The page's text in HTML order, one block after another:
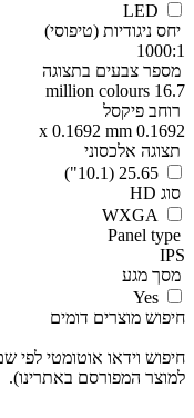
יחס ניגודיות (טיפוסי)
1000:1
מספר צבעים בתצוגה
16.7 million colours
רוחב פיקסל
0.1692 x 0.1692 mm
תצוגה אלכסוני
סוג HD
Panel type
IPS
מסך מגע
חיפוש מוצרים דומים
חיפוש וידאו אוטומטי
למוצר המפורסם באתרינו).